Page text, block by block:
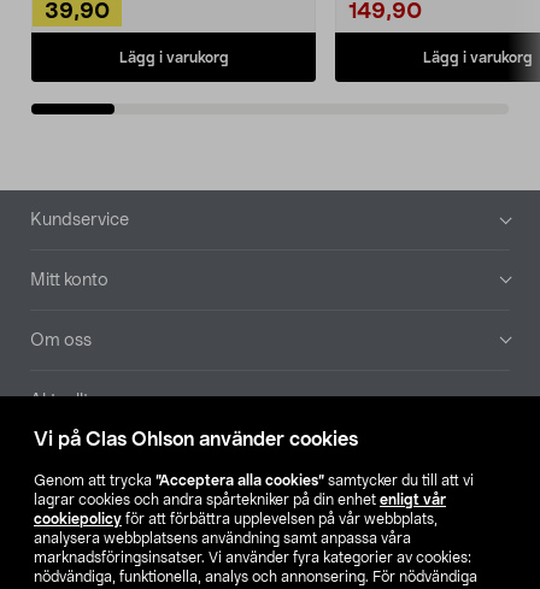
Vi på Clas Ohlson använder cookies
Genom att trycka ”Acceptera alla cookies” samtycker du till att vi
lagrar cookies och andra spårtekniker på din enhet enligt vår
cookiepolicy för att förbättra upplevelsen på vår webbplats,
analysera webbplatsens användning samt anpassa våra
marknadsföringsinsatser. Vi använder fyra kategorier av cookies:
nödvändiga, funktionella, analys och annonsering. För nödvändiga
39,90
Lägg i varukorg
149,90
Lägg i varukorg
Sidfot
Kundservice
Mitt konto
Om oss
Aktuellt
Hitta butik
SE NO FI